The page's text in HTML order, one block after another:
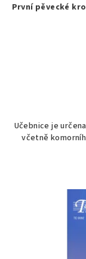
První pěvecké
Učebnice je
včetně